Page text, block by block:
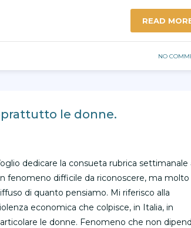
READ
NO
le donne.
dedicare la consueta rubrica settimanale
fenomeno difficile da riconoscere, ma molto
di quanto pensiamo. Mi riferisco alla
economica che colpisce, in Italia, in
le donne. Fenomeno che non